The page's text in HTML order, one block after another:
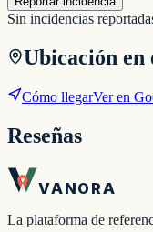
Sin incidencias
Ubicación en
Cómo llegarVer en
Reseñas
VANORA
La plataforma de